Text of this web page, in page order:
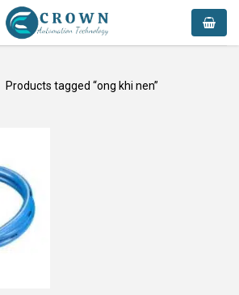
Products tagged “ong khi nen”